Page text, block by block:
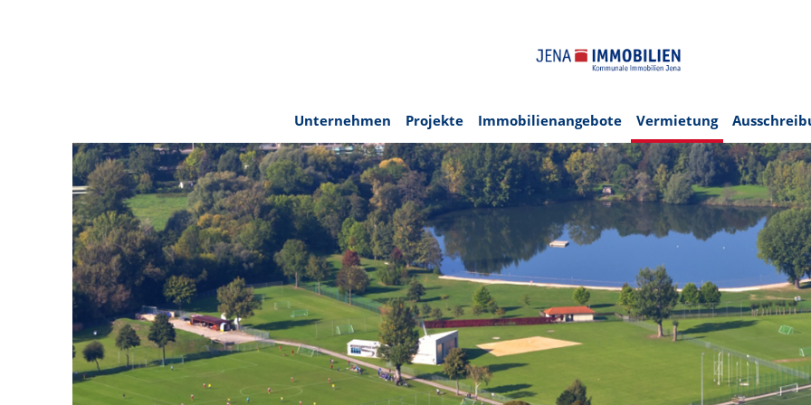
Unternehmen Projekte Immobilienangebote Vermietung